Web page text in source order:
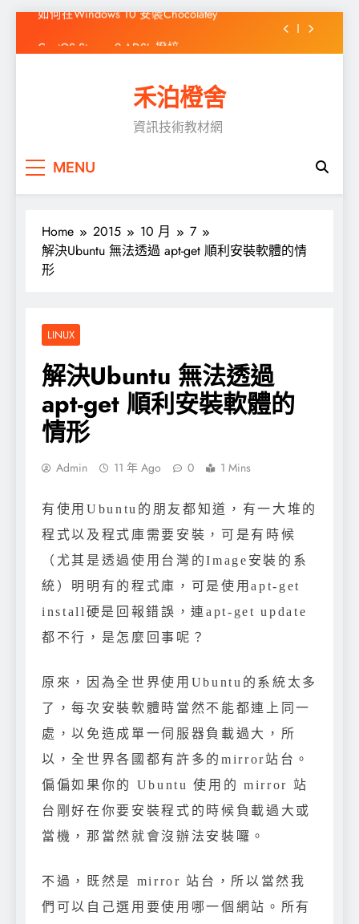
Skip
content
高效靜態網站產生器 Hugo 簡介
如何在Windows 10 安裝Chocolatey
CentOS Stream 9 ADSL 撥接
WordPress出現「前往的連結已到期」之解決
禾泊橙舍
資訊技術教材網
MENU
Home 2015 10 月
7
解決Ubuntu 無法透過 apt-get 順利安裝軟體的情
形
LINUX
解決Ubuntu 無法透過
apt-get 順利安裝軟體的
情形
Admin 11 年 Ago 0 1 Mins
有使用Ubuntu的朋友都知道，有一大堆的
程式以及程式庫需要安裝，可是有時候
（尤其是透過使用台灣的Image安裝的系
統）明明有的程式庫，可是使用apt-get
install硬是回報錯誤，連apt-get update
都不行，是怎麼回事呢？
原來，因為全世界使用Ubuntu的系統太多
了，每次安裝軟體時當然不能都連上同一
處，以免造成單一伺服器負載過大，所
以，全世界各國都有許多的mirror站台。
偏偏如果你的 Ubuntu 使用的 mirror 站
台剛好在你要安裝程式的時候負載過大或
當機，那當然就會沒辦法安裝囉。
不過，既然是 mirror 站台，所以當然我
們可以自己選用要使用哪一個網站。所有